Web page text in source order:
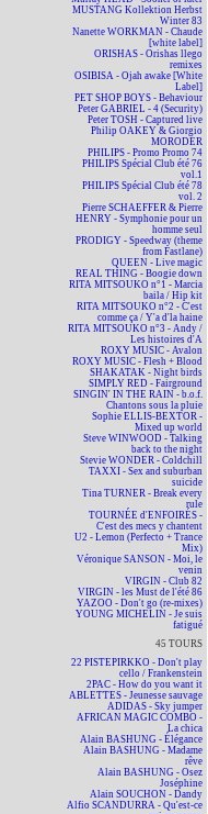
MUSTANG Kollektion Herbst
Winter 83
Nanette WORKMAN - Chaude
[white label]
ORISHAS - Orishas llego
remixes
OSIBISA - Ojah awake [White
Label]
PET SHOP BOYS - Behaviour
Peter GABRIEL - 4 (Security)
Peter TOSH - Captured live
Philip OAKEY & Giorgio
MORODER
PHILIPS - Promo Promo 74
PHILIPS Spécial Club été 76
vol.1
PHILIPS Spécial Club été 78
vol. 2
Pierre SCHAEFFER & Pierre
HENRY - Symphonie pour un
homme seul
PRODIGY - Speedway (theme
from Fastlane)
QUEEN - Live magic
REAL THING - Boogie down
RITA MITSOUKO n°1 - Marcia
baila / Hip kit
RITA MITSOUKO n°2 - C'est
comme ça / Y'a d'la haine
RITA MITSOUKO n°3 - Andy /
Les histoires d'A
ROXY MUSIC - Avalon
ROXY MUSIC - Flesh + Blood
SHAKATAK - Night birds
SIMPLY RED - Fairground
SINGIN' IN THE RAIN - b.o.f.
Chantons sous la pluie
Sophie ELLIS-BEXTOR -
Mixed up world
Steve WINWOOD - Talking
back to the night
Stevie WONDER - Coldchill
TAXXI - Sex and suburban
suicide
Tina TURNER - Break every
rule
TOURNÉE d'ENFOIRÉS -
C'est des mecs y chantent
U2 - Lemon (Perfecto + Trance
Mix)
Véronique SANSON - Moi, le
venin
VIRGIN - Club 82
VIRGIN - les Must de l'été 86
YAZOO - Don't go (re-mixes)
YOUNG MICHELIN - Je suis
fatigué
45 TOURS
22 PISTEPIRKKO - Don't play
cello / Frankenstein
2PAC - How do you want it
ABLETTES - Jeunesse sauvage
ADIDAS - Sky jumper
AFRICAN MAGIC COMBO -
La chica
Alain BASHUNG - Élégance
Alain BASHUNG - Madame
rêve
Alain BASHUNG - Osez
Joséphine
Alain SOUCHON - Dandy
Alfio SCANDURRA - Qu'est-ce